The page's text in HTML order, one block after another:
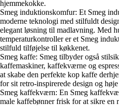
hjemmekokke.
Smeg induktionskomfur: Et Smeg
moderne teknologi med stilfuldt
elegant løsning til madlavning. Med
temperaturkontroller er et Smeg
stilfuld tilføjelse til køkkenet.
Smeg kaffe: Smeg tilbyder også
kaffemaskiner, kaffekværne og
at skabe den perfekte kop kaffe
for sit retro-inspirerede design og
Smeg kaffekværn: En Smeg
male kaffebønner frisk for at sikre en